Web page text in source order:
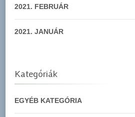
2021. FEBRUÁR
2021. JANUÁR
Kategóriák
EGYÉB KATEGÓRIA